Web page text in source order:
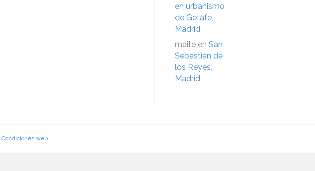
en urbanismo
de Getafe,
Madrid
maite en San
Sebastián de
los Reyes,
Madrid
Condiciones web